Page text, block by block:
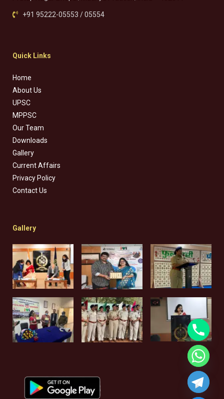
+91 95222-05553 / 05554
Quick Links
Home
About Us
UPSC
MPPSC
Our Team
Downloads
Gallery
Current Affairs
Privacy Policy
Contact Us
Gallery